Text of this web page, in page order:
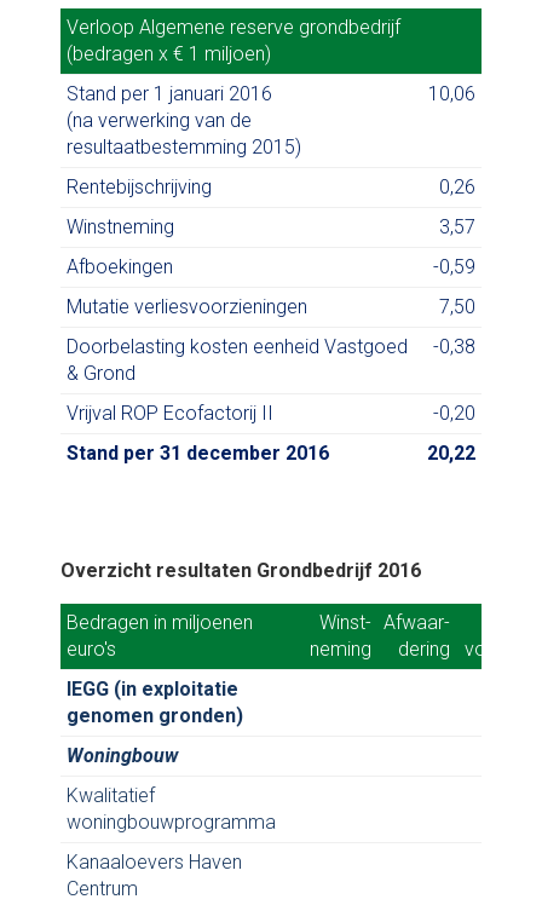
Verloop Algemene reserve grondbedrijf
(bedragen x € 1 miljoen)
Verloop Algemene reserve grondbedrijf
(bedragen x € 1 miljoen)
Stand per 1 januari 2016
(na verwerking van de
resultaatbestemming 2015)
10,06
Rentebijschrijving
0,26
Winstneming
3,57
Afboekingen
-0,59
Mutatie verliesvoorzieningen
7,50
Doorbelasting kosten eenheid Vastgoed
& Grond
-0,38
Vrijval ROP Ecofactorij II
-0,20
Stand per 31 december 2016
20,22
Overzicht resultaten Grondbedrijf 2016
Bedragen in miljoenen
euro's
Winst-
neming
Afwaar-
dering
Bedragen in miljoenen
euro's
Winst-
neming
Afwaar-
dering
IEGG (in exploitatie
genomen gronden)
Woningbouw
Kwalitatief
woningbouwprogramma
Kanaaloevers Haven
Centrum